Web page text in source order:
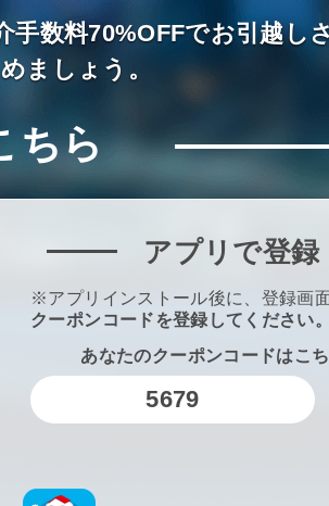
数料70%OFFでお引越し
ましょう。
ちら
アプリで登録
※アプリインストール後に、登録画
クーポンコードを登録してください。
あなたのクーポンコードはこ
5679